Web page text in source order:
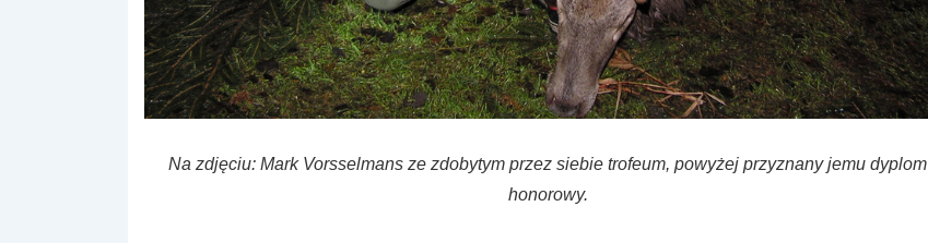
Na zdjęciu: Mark Vorsselmans ze zdobytym przez siebie trofeum, powyżej przyznany jemu dyplom
honorowy.